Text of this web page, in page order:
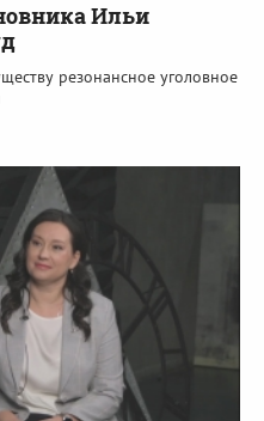
Ильи
резонансное уголовное